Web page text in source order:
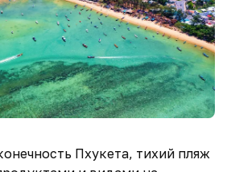
Пхукета, тихий пляж